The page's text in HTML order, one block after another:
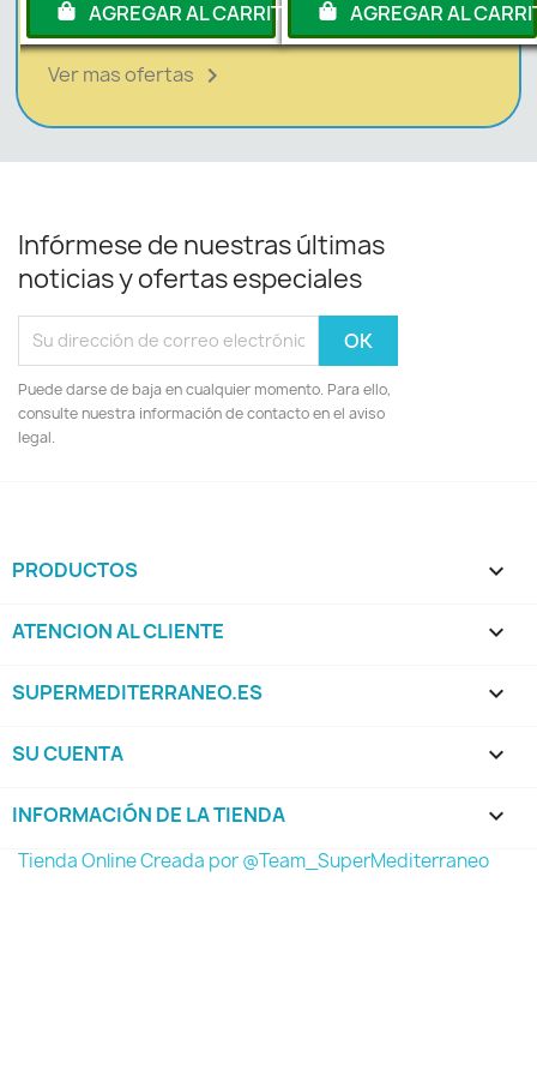
AGREGAR AL CARRITO AGREGAR AL
Ver mas ofertas 
Infórmese de nuestras últimas
noticias y ofertas especiales
Puede darse de baja en cualquier momento. Para ello,
consulte nuestra información de contacto en el aviso
legal.
PRODUCTOS 
ATENCION AL CLIENTE 
SUPERMEDITERRANEO.ES 
SU CUENTA 
INFORMACIÓN DE LA TIENDA keyboard_arrow_down
Tienda Online Creada por @Team_SuperMediterraneo